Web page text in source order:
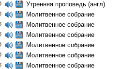
Утренняя проповедь (англ)
Молитвенное собрание
Молитвенное собрание
Молитвенное собрание
Молитвенное собрание
Молитвенное собрание
Молитвенное собрание